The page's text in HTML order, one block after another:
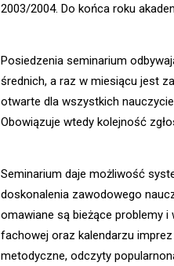
2003/2004. Do końca roku
Posiedzenia seminarium
średnich, a raz w miesiącu jest
otwarte dla wszystkich
Obowiązuje wtedy kolejność
Seminarium daje możliwość
doskonalenia zawodowego
omawiane są bieżące problemy
fachowej oraz kalendarzu
metodyczne, odczyty